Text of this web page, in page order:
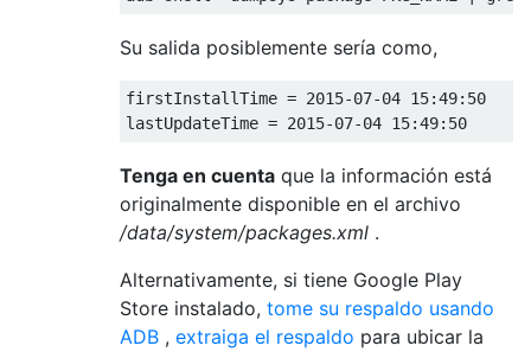
Su salida posiblemente sería como,
firstInstallTime = 2015-07-04 15:49:50
lastUpdateTime = 2015-07-04 15:49:50
Tenga en cuenta que la información está
originalmente disponible en el archivo
/data/system/packages.xml .
Alternativamente, si tiene Google Play
Store instalado, tome su respaldo usando
ADB , extraiga el respaldo para ubicar la